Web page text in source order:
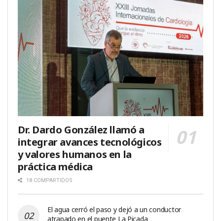
Dr. Dardo González llamó a
integrar avances tecnológicos
y valores humanos en la
práctica médica
18 COMPARTIDOS
El agua cerró el paso y dejó a un conductor
atrapado en el puente La Picada